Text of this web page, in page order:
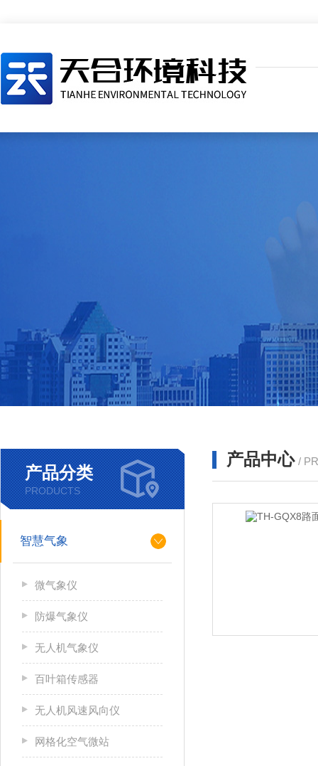
产品分类
PRODUCTS
智慧气象
微气象仪
防爆气象仪
无人机气象仪
百叶箱传感器
无人机风速风向仪
网格化空气微站
产品中心 /